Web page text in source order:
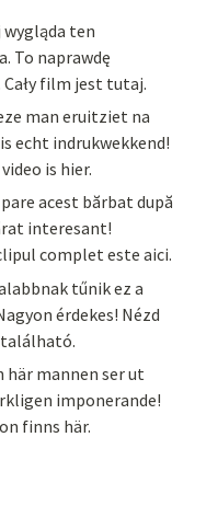
ten
To naprawdę
film jest tutaj.
man eruitziet na
echt indrukwekkend!
is hier.
acest bărbat după
interesant!
complet este aici.
tűnik ez a
érdekes! Nézd
található.
här mannen ser ut
imponerande!
finns här.